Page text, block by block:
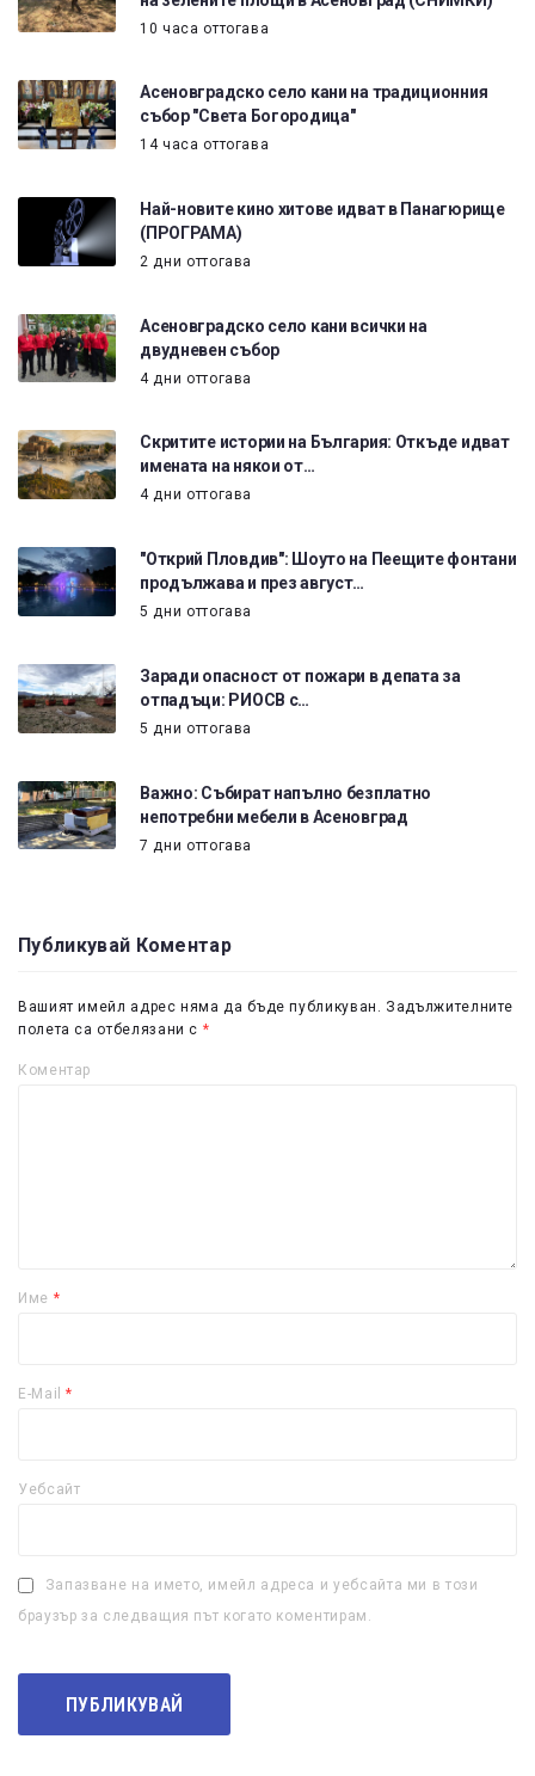
10 часа оттогава
Асеновградско село кани на традиционния
събор "Света Богородица"
14 часа оттогава
Най-новите кино хитове идват в Панагюрище
(ПРОГРАМА)
2 дни оттогава
Асеновградско село кани всички на
двудневен събор
4 дни оттогава
Скритите истории на България: Откъде идват
имената на някои от…
4 дни оттогава
"Открий Пловдив": Шоуто на Пеещите фонтани
продължава и през август…
5 дни оттогава
Заради опасност от пожари в депата за
отпадъци: РИОСВ с…
5 дни оттогава
Важно: Събират напълно безплатно
непотребни мебели в Асеновград
7 дни оттогава
Публикувай Коментар
Вашият имейл адрес няма да бъде публикуван. Задължителните
полета са отбелязани с *
Коментар
Име *
E-Mail*
Уебсайт
Запазване на името, имейл адреса и уебсайта ми в този
браузър за следващия път когато коментирам.